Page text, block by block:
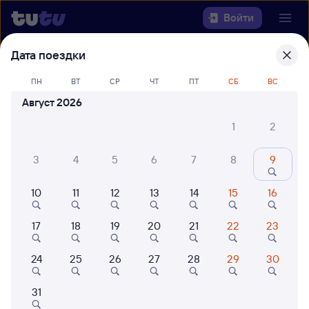
Войти
Выберите день, чтобы найти
билеты Москва — Балабаново
Откуда
Найти поезда
Дата поездки
ПН ВТ СР ЧТ ПТ СБ ВС
Август 2026
1
2
3 4 5 6 7 8 9
10 11 12 13 14 15 16
17 18 19 20 21 22 23
24 25 26 27 28 29 30
31